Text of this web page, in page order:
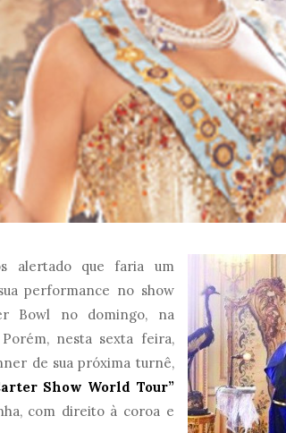
alertado que faria um
performance no show
Bowl no domingo, na
Porém, nesta sexta feira,
de sua próxima turnê,
Show World Tour”
com direito à coroa e